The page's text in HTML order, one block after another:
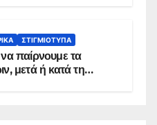
ΣΤΙΓΜΙΌΤΥΠΑ
παίρνουμε τα
μετά ή κατά τη